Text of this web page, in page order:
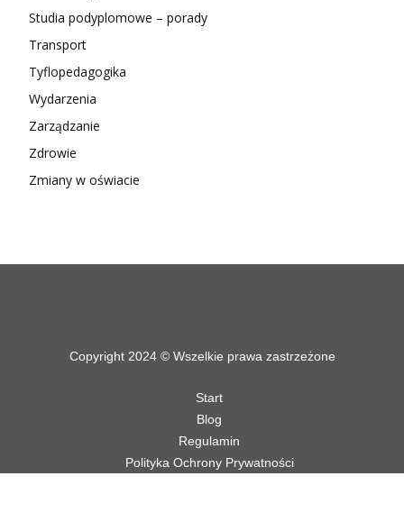
Studia podyplomowe – porady
Transport
Tyflopedagogika
Wydarzenia
Zarządzanie
Zdrowie
Zmiany w oświacie
Copyright 2024 © Wszelkie prawa zastrzeżone
Start
Blog
Regulamin
Polityka Ochrony Prywatności